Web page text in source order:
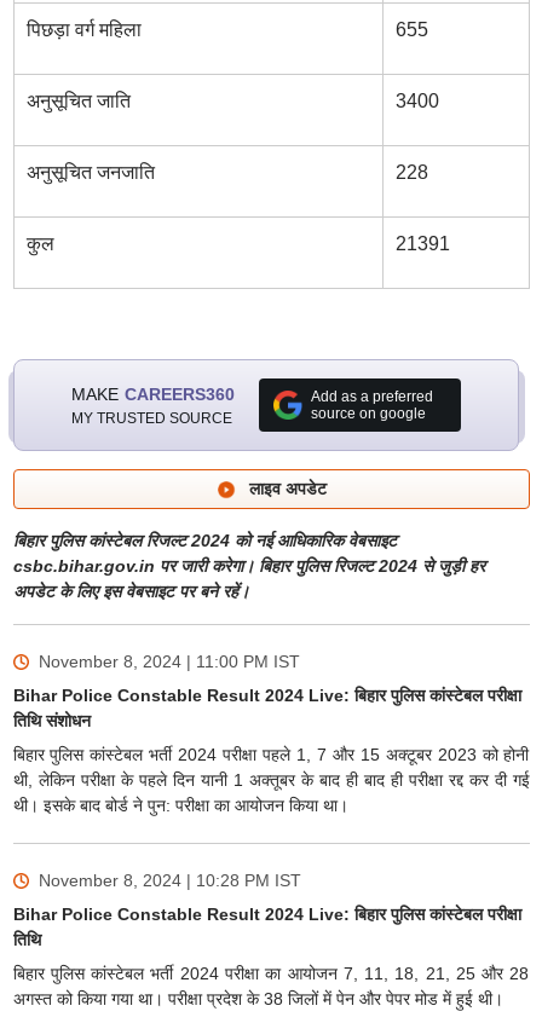
पिछड़ा वर्ग महिला 655
अनुसूचित जाति 3400
अनुसूचित जनजाति 228
कुल 21391
MAKE CAREERS360
MY TRUSTED SOURCE
Add as a preferred
source on google
लाइव अपडेट
बिहार पुलिस कांस्टेबल रिजल्ट 2024 को नई आधिकारिक वेबसाइट
csbc.bihar.gov.in पर जारी करेगा। बिहार पुलिस रिजल्ट 2024 से जुड़ी हर
अपडेट के लिए इस वेबसाइट पर बने रहें।
November 8, 2024 | 11:00 PM IST
Bihar Police Constable Result 2024 Live: बिहार पुलिस कांस्टेबल परीक्षा
तिथि संशोधन
बिहार पुलिस कांस्टेबल भर्ती 2024 परीक्षा पहले 1, 7 और 15 अक्टूबर 2023 को होनी
थी, लेकिन परीक्षा के पहले दिन यानी 1 अक्तूबर के बाद ही बाद ही परीक्षा रद्द कर दी गई
थी। इसके बाद बोर्ड ने पुन: परीक्षा का आयोजन किया था।
November 8, 2024 | 10:28 PM IST
Bihar Police Constable Result 2024 Live: बिहार पुलिस कांस्टेबल परीक्षा
तिथि
बिहार पुलिस कांस्टेबल भर्ती 2024 परीक्षा का आयोजन 7, 11, 18, 21, 25 और 28
अगस्त को किया गया था। परीक्षा प्रदेश के 38 जिलों में पेन और पेपर मोड में हुई थी।